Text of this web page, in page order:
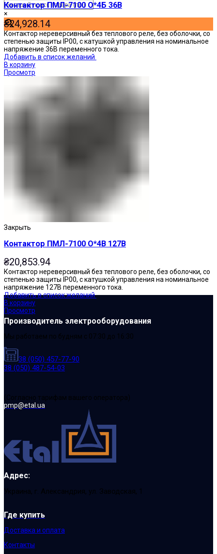
×
Контактор ПМЛ-7100 О*4Б 36В
₴24,928.14
Контактор нереверсивный без теплового реле, без оболочки, со
степенью защиты IP00, с катушкой управления на номинальное
напряжение 36В переменного тока.
Добавить в список желаний
В корзину
Просмотр
Закрыть
Контактор ПМЛ-7100 О*4В 127В
₴20,853.94
Контактор нереверсивный без теплового реле, без оболочки, со
степенью защиты IP00, с катушкой управления на номинальное
напряжение 127В переменного тока.
Добавить в список желаний
В корзину
Просмотр
Производитель электрооборудования
Мы работаем по будням с 07:30 до 16:30
38 (050) 457-77-90
38 (050) 487-54-03
(Cогласно тарифам вашего оператора)
pmp@etal.ua
Адрес:
Украина, г. Александрия, ул. Заводская, 1
Где купить
Доставка и оплата
Контакты